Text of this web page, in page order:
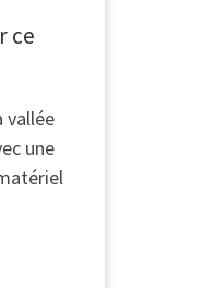
ce
vallée
une